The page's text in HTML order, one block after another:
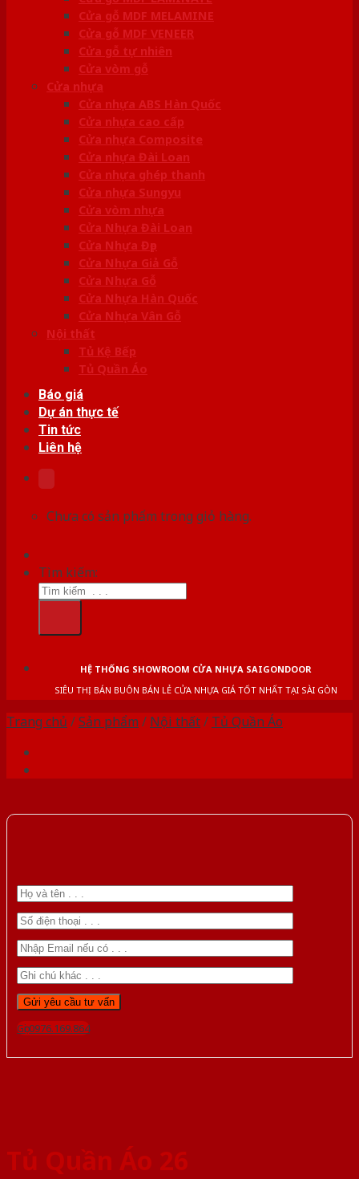
Cửa gỗ MDF MELAMINE
Cửa gỗ MDF VENEER
Cửa gỗ tự nhiên
Cửa vòm gỗ
Cửa nhựa
Cửa nhựa ABS Hàn Quốc
Cửa nhựa cao cấp
Cửa nhựa Composite
Cửa nhựa Đài Loan
Cửa nhựa ghép thanh
Cửa nhựa Sungyu
Cửa vòm nhựa
Cửa Nhựa Đài Loan
Cửa Nhựa Đẹp
Cửa Nhựa Giả Gỗ
Cửa Nhựa Gỗ
Cửa Nhựa Hàn Quốc
Cửa Nhựa Vân Gỗ
Nội thất
Tủ Kệ Bếp
Tủ Quần Áo
Báo giá
Dự án thực tế
Tin tức
Liên hệ
Chưa có sản phẩm trong giỏ hàng.
Tìm kiếm:
HỆ THỐNG SHOWROOM CỬA NHỰA SAIGONDOOR
SIÊU THỊ BÁN BUÔN BÁN LẺ CỬA NHỰA GIÁ TỐT NHẤT TẠI SÀI GÒN
Trang chủ /Sản phẩm / Nội thất/ Tủ Quần Áo
Gọi 0976.169.864
Tủ Quần Áo 26